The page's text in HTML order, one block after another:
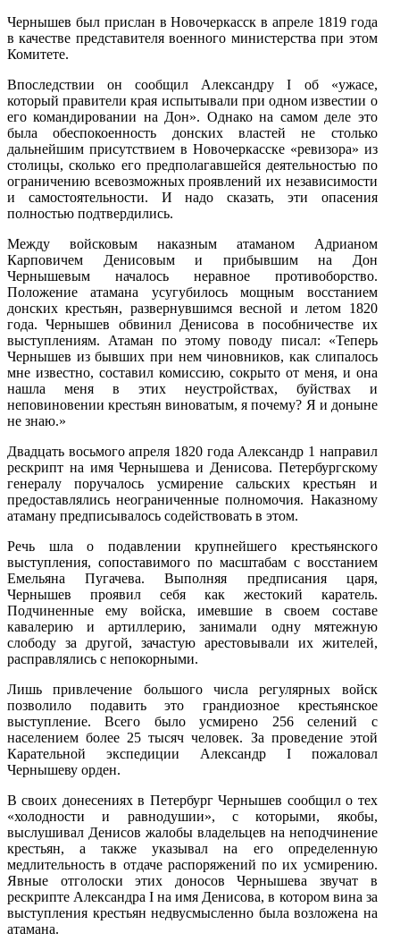
Чернышев был прислан в Новочеркасск в апреле 1819 года
в качестве представителя военного министерства при этом
Комитете.
Впоследствии он сообщил Александру I об «ужасе,
который правители края испытывали при одном известии о
его командировании на Дон». Однако на самом деле это
была обеспокоенность донских властей не столько
дальнейшим присутствием в Новочеркасске «ревизора» из
столицы, сколько его предполагавшейся деятельностью по
ограничению всевозможных проявлений их независимости
и самостоятельности. И надо сказать, эти опасения
полностью подтвердились.
Между войсковым наказным атаманом Адрианом
Карповичем Денисовым и прибывшим на Дон
Чернышевым началось неравное противоборство.
Положение атамана усугубилось мощным восстанием
донских крестьян, развернувшимся весной и летом 1820
года. Чернышев обвинил Денисова в пособничестве их
выступлениям. Атаман по этому поводу писал: «Теперь
Чернышев из бывших при нем чиновников, как слипалось
мне известно, составил комиссию, сокрыто от меня, и она
нашла меня в этих неустройствах, буйствах и
неповиновении крестьян виноватым, я почему? Я и доныне
не знаю.»
Двадцать восьмого апреля 1820 года Александр 1 направил
рескрипт на имя Чернышева и Денисова. Петербургскому
генералу поручалось усмирение сальских крестьян и
предоставлялись неограниченные полно­мочия. Наказному
атаману предписывалось содействовать в этом.
Речь шла о подавлении крупнейшего крестьянского
выступления, сопоставимого по масштабам с восстанием
Емельяна Пугачева. Выполняя предписания царя,
Чернышев проявил себя как жестокий каратель.
Подчиненные ему войска, имевшие в своем составе
кавалерию и артиллерию, занимали одну мятежную
слободу за другой, зачастую арестовывали их жителей,
расправлялись с непокорными.
Лишь привлечение большого числа регулярных войск
позволило подавить это грандиозное крестьянское
выступление. Всего было усмирено 256 селений с
населением более 25 тысяч человек. За проведение этой
Карательной экспедиции Александр I пожаловал
Чернышеву орден.
В своих донесениях в Петербург Чернышев сообщил о тех
«холодности и равнодушии», с которыми, якобы,
выслушивал Денисов жалобы владельцев на неподчинение
крестьян, а также указывал на его определенную
медлительность в отдаче распоряжений по их усмирению.
Явные отголоски этих доносов Чернышева звучат в
рескрипте Александра I на имя Денисова, в котором вина за
выступления крестьян недвусмысленно была возложена на
атамана.